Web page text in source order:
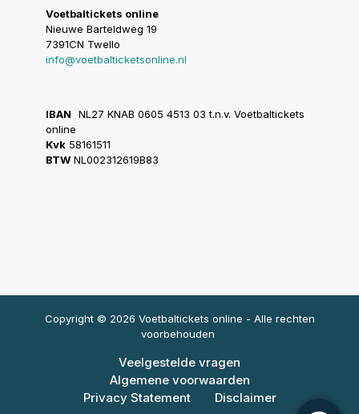
Voetbaltickets online
Nieuwe Barteldweg 19
7391CN Twello
info@voetbalticketsonline.nl
IBAN NL27 KNAB 0605 4513 03 t.n.v. Voetbaltickets
online
Kvk58161511
BTWNL002312619B83
Copyright © 2026 Voetbaltickets online - Alle rechten
voorbehouden
Veelgestelde vragen
Algemene voorwaarden
Privacy Statement
Disclaimer